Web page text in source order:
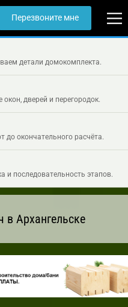
Перезвоните мне
детали домокомплекта.
дверей и перегородок.
до окончательного расчёта.
и последовательность этапов.
Архангельске